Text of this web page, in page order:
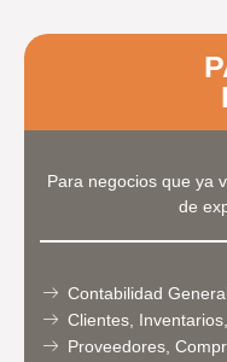
Para negocios que ya
de
Contabilidad
Clientes,
Proveedores,